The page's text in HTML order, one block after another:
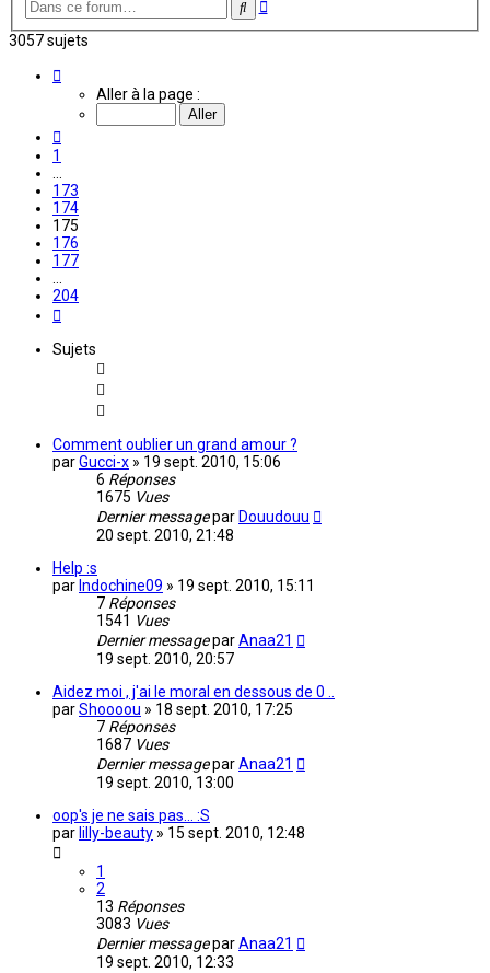
Rechercher
Recherche
3057 sujets
175
Aller à la page :
1
173
174
175
176
177
204
Sujets
Comment oublier un grand amour ?
parGucci-x » 19 sept. 2010, 15:06
6 Réponses
1675 Vues
Dernier messagepar Douudouu
20 sept. 2010, 21:48
Help :s
par Indochine09 » 19 sept. 2010, 15:11
7 Réponses
1541 Vues
Dernier messageparAnaa21
19 sept. 2010, 20:57
Aidez moi , j'ai le moral en dessous de 0 ..
parShoooou » 18 sept. 2010, 17:25
7 Réponses
1687 Vues
Dernier messageparAnaa21
19 sept. 2010, 13:00
oop's je ne sais pas... :S
par lilly-beauty » 15 sept. 2010, 12:48
1
2
13 Réponses
3083 Vues
Dernier messageparAnaa21
19 sept. 2010, 12:33